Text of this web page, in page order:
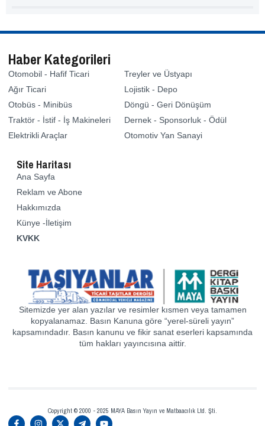
Haber Kategorileri
Otomobil - Hafif Ticari
Ağır Ticari
Otobüs - Minibüs
Traktör - İstif - İş Makineleri
Elektrikli Araçlar
Treyler ve Üstyapı
Lojistik - Depo
Döngü - Geri Dönüşüm
Dernek - Sponsorluk - Ödül
Otomotiv Yan Sanayi
Site Haritası
Ana Sayfa
Reklam ve Abone
Hakkımızda
Künye -İletişim
KVKK
Sitemizde yer alan yazılar ve resimler kısmen veya tamamen
kopyalanamaz. Basın Kanuna göre “yerel-süreli yayın”
kapsamındadır. Basın kanunu ve fikir sanat eserleri kapsamında
tüm hakları yayıncısına aittir.
Copyright © 2000 - 2025 MAYA Basın Yayın ve Matbaacılık Ltd. Şti.